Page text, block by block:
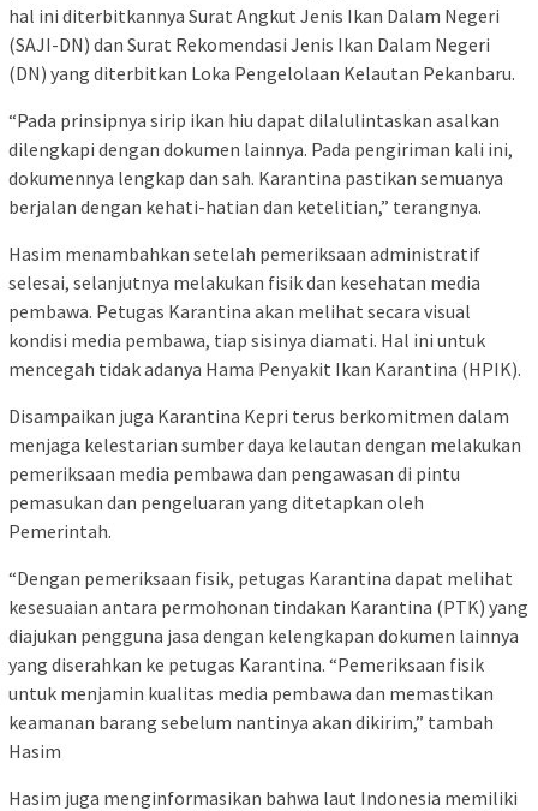
hal ini diterbitkannya Surat Angkut Jenis Ikan Dalam Negeri
(SAJI-DN) dan Surat Rekomendasi Jenis Ikan Dalam Negeri
(DN) yang diterbitkan Loka Pengelolaan Kelautan Pekanbaru.
“Pada prinsipnya sirip ikan hiu dapat dilalulintaskan asalkan
dilengkapi dengan dokumen lainnya. Pada pengiriman kali ini,
dokumennya lengkap dan sah. Karantina pastikan semuanya
berjalan dengan kehati-hatian dan ketelitian,” terangnya.
Hasim menambahkan setelah pemeriksaan administratif
selesai, selanjutnya melakukan fisik dan kesehatan media
pembawa. Petugas Karantina akan melihat secara visual
kondisi media pembawa, tiap sisinya diamati. Hal ini untuk
mencegah tidak adanya Hama Penyakit Ikan Karantina (HPIK).
Disampaikan juga Karantina Kepri terus berkomitmen dalam
menjaga kelestarian sumber daya kelautan dengan melakukan
pemeriksaan media pembawa dan pengawasan di pintu
pemasukan dan pengeluaran yang ditetapkan oleh
Pemerintah.
“Dengan pemeriksaan fisik, petugas Karantina dapat melihat
kesesuaian antara permohonan tindakan Karantina (PTK) yang
diajukan pengguna jasa dengan kelengkapan dokumen lainnya
yang diserahkan ke petugas Karantina. “Pemeriksaan fisik
untuk menjamin kualitas media pembawa dan memastikan
keamanan barang sebelum nantinya akan dikirim,” tambah
Hasim
Hasim juga menginformasikan bahwa laut Indonesia memiliki